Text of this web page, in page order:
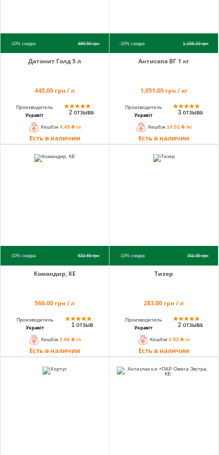
-10%скидка 489.50грн
Датонит Голд 5 л
445.00 грн / л
Производитель
Укравіт
★★★★★
2 отзыва
Кешбэк 4.45 ₴ /л
Есть в наличии
-10%скидка 1,156.10грн
Антисапа ВГ 1 кг
1,051.00 грн / кг
Производитель
Укравіт
★★★★★
3 отзыва
Кешбэк 10.51 ₴ /кг
Есть в наличии
-10%скидка 622.60грн
Командир, КЕ
566.00 грн / л
Производитель
Укравіт
★★★★★
1 отзыв
Кешбэк 5.66 ₴ /л
Есть в наличии
-10%скидка 311.30грн
Тизер
283.00 грн / л
Производитель
Укравіт
★★★★★
2 отзыва
Кешбэк 2.83 ₴ /л
Есть в наличии